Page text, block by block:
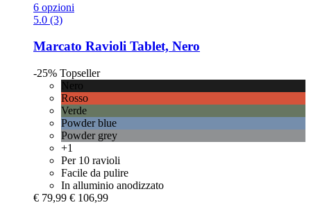
6 opzioni
5.0 (3)
Marcato Ravioli Tablet, Nero
-25% Topseller
Nero
Rosso
Verde
Powder blue
Powder grey
+1
Per 10 ravioli
Facile da pulire
In alluminio anodizzato
€ 79,99 € 106,99